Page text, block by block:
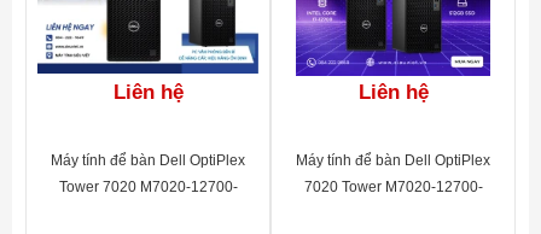
Liên hệ
Máy tính để bàn Dell OptiPlex
Tower 7020 M7020-12700-
Liên hệ
Máy tính để bàn Dell OptiPlex
7020 Tower M7020-12700-